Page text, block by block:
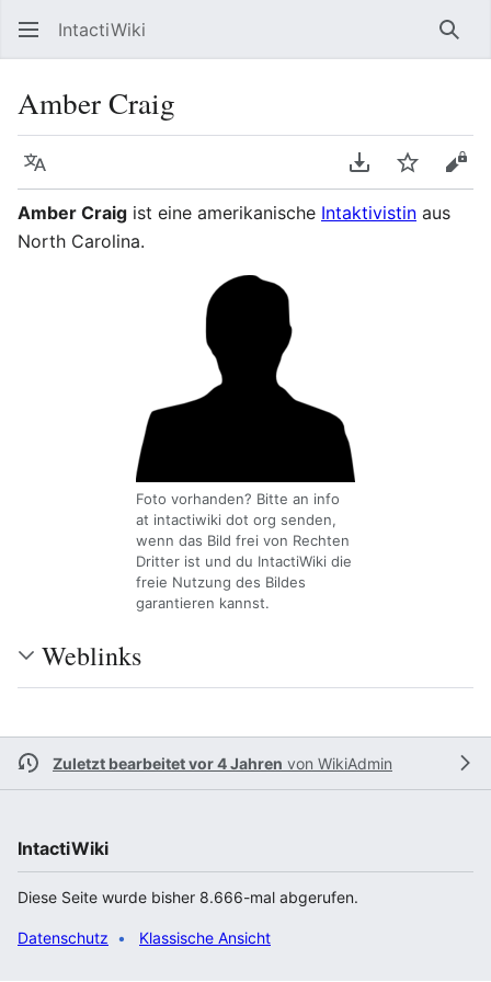
IntactiWiki
Amber Craig
Sprache PDF
Amber Craig ist eine amerikanische Intaktivistin aus
North Carolina.
Foto vorhanden? Bitte an info
at intactiwiki dot org senden,
wenn das Bild frei von Rechten
Dritter ist und du IntactiWiki die
freie Nutzung des Bildes
garantieren kannst.
Weblinks
Zuletzt bearbeitet vor 4 Jahren von WikiAdmin
IntactiWiki
Diese Seite wurde bisher 8.666-mal abgerufen.
Datenschutz Klassische Ansicht